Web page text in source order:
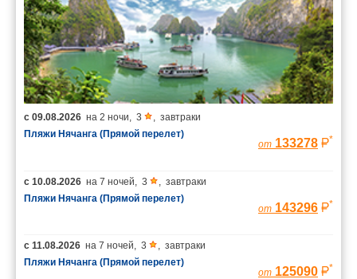
с 09.08.2026 на 2 ночи, 3 , завтраки
Пляжи Нячанга (Прямой перелет)
от 133278 *
с 10.08.2026 на 7 ночей, 3 , завтраки
Пляжи Нячанга (Прямой перелет)
от 143296 *
с 11.08.2026 на 7 ночей, 3 , завтраки
Пляжи Нячанга (Прямой перелет)
от 125090 *